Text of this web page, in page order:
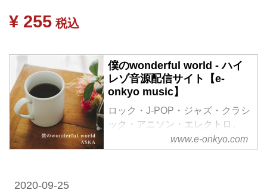
¥ 255 税込
僕のwonderful world - ハイ
レゾ音源配信サイト【e-
onkyo music】
ロック・J-POP・ジャズ・クラシ
ック・アニソン・エレクトロ。
様々なジャンルをハイレゾで配信
中。WAV・flac・DSDなど各種フ
www.e-onkyo.com
2020-09-25